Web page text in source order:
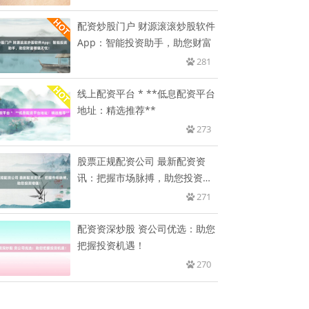
配资炒股门户 财源滚滚炒股软件
App：智能投资助手，助您财富
281
线上配资平台 * **低息配资平台
地址：精选推荐**
273
股票正规配资公司 最新配资资
讯：把握市场脉搏，助您投资增
271
配资资深炒股 资公司优选：助您
把握投资机遇！
270